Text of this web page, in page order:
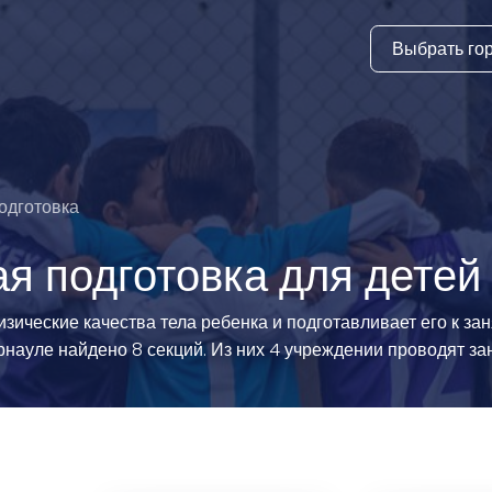
виды
спорт
спорта
Выбрать
подготовка для
качества тела ребенка и подготавливает его к
найдено 8 секций. Из них 4 учреждении проводят